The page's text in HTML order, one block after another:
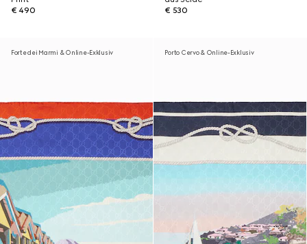
€ 490
€ 530
Forte dei Marmi & Online-Exklusiv Porto Cervo & Online-Exklusiv